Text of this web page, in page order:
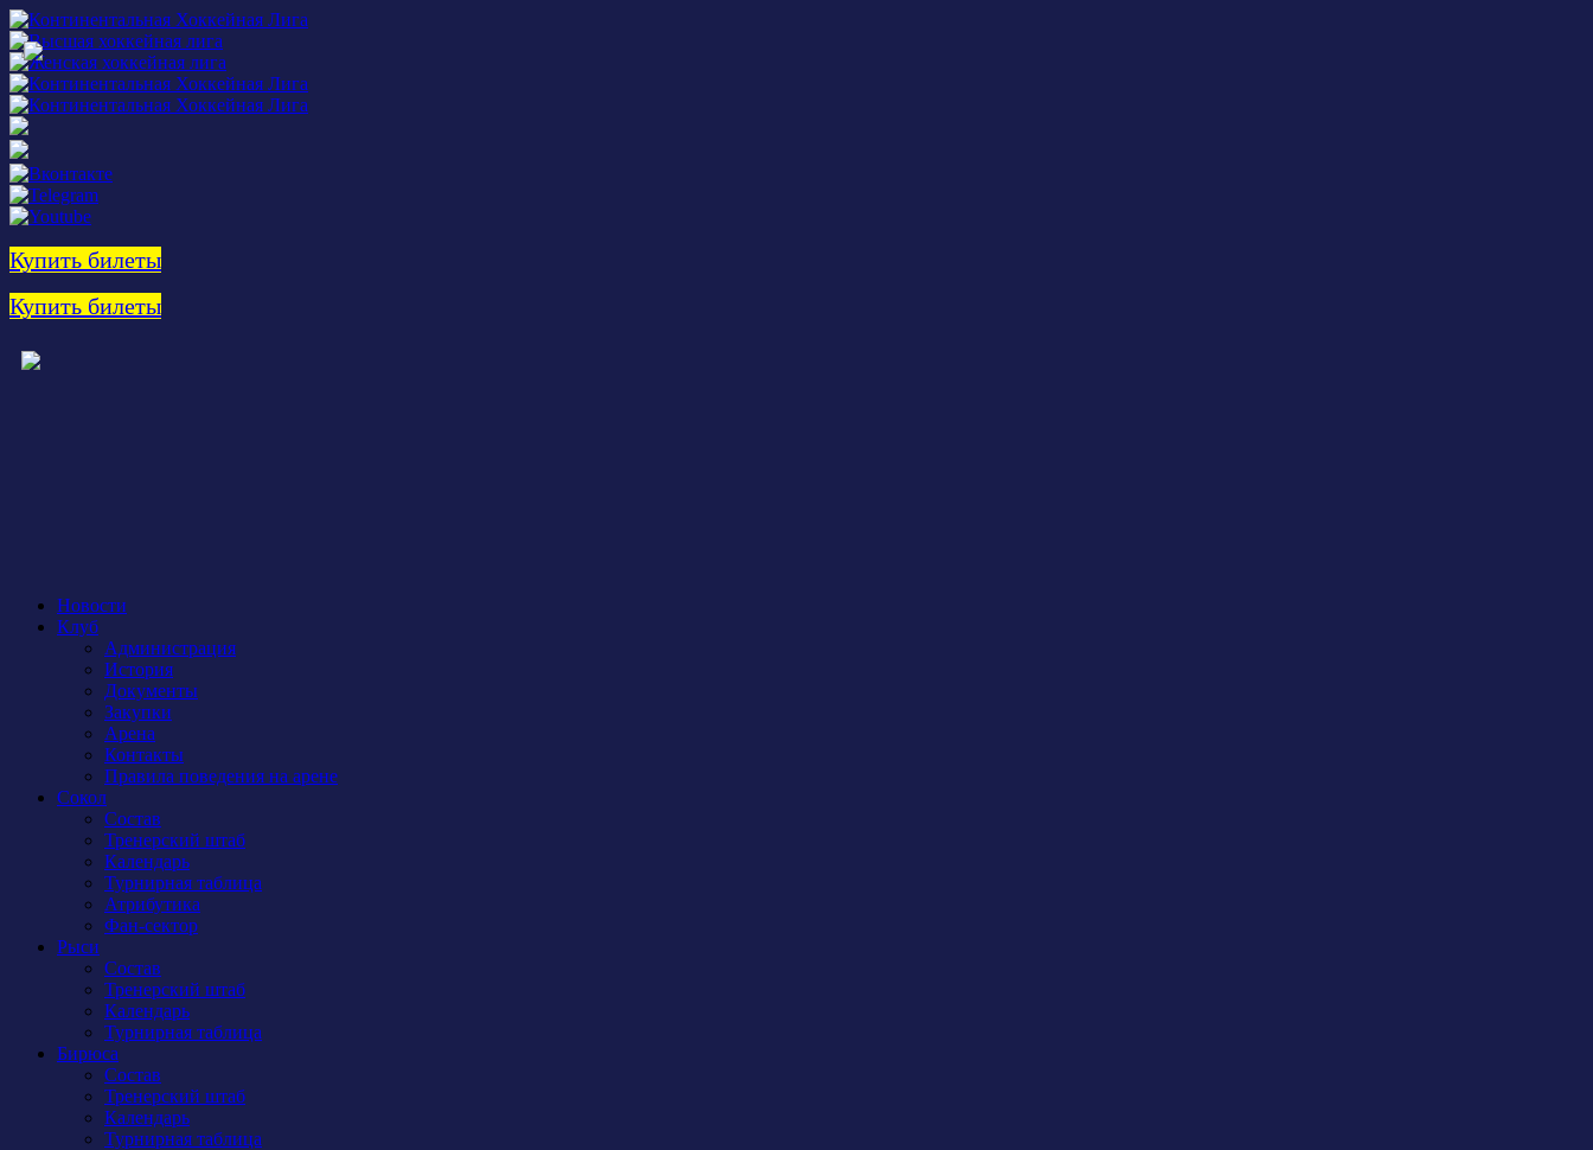
Купить билеты
Купить билеты
Новости
Клуб
Администрация
История
Документы
Закупки
Арена
Контакты
Правила поведения на арене
Сокол
Состав
Тренерский штаб
Календарь
Турнирная таблица
Атрибутика
Фан-сектор
Рыси
Состав
Тренерский штаб
Календарь
Турнирная таблица
Бирюса
Состав
Тренерский штаб
Календарь
Турнирная таблица